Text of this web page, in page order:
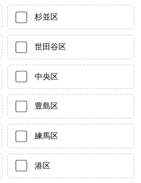
杉並区
世田谷区
中央区
豊島区
練馬区
港区